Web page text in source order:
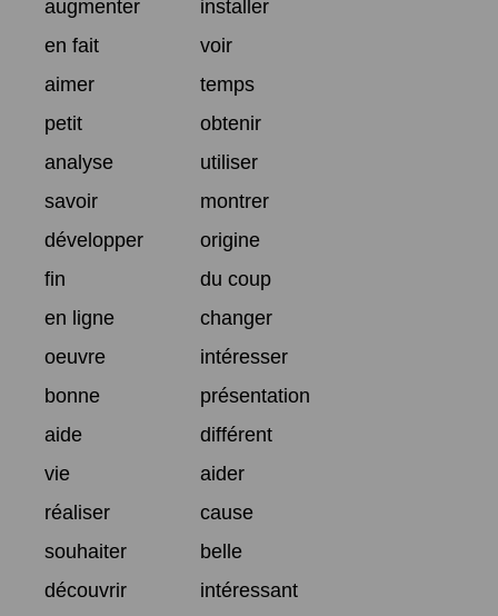
augmenter
installer
en fait
voir
aimer
temps
petit
obtenir
analyse
utiliser
savoir
montrer
développer
origine
fin
du coup
en ligne
changer
oeuvre
intéresser
bonne
présentation
aide
différent
vie
aider
réaliser
cause
souhaiter
belle
découvrir
intéressant